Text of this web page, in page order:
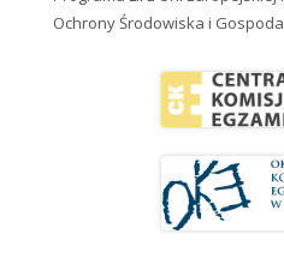
Ochrony Środowiska i